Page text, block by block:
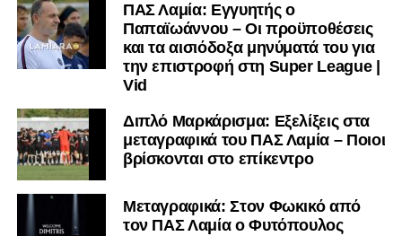
ΠΑΣ Λαμία: Εγγυητής ο
Παπαϊωάννου – Οι προϋποθέσεις
και τα αισιόδοξα μηνύματά του για
την επιστροφή στη Super League |
Vid
Διπλό Μαρκάρισμα: Εξελίξεις στα
μεταγραφικά του ΠΑΣ Λαμία – Ποιοι
βρίσκονται στο επίκεντρο
Μεταγραφικά: Στον Φωκικό από
τον ΠΑΣ Λαμία ο Φυτόπουλος